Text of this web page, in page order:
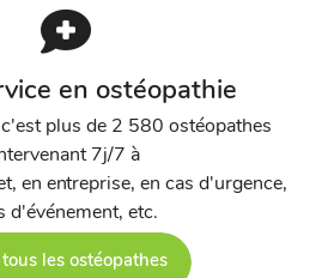
en ostéopathie
c'est plus de 2 580 ostéopathes
7j/7 à
en entreprise, en cas d'urgence,
d'événement, etc.
les ostéopathes